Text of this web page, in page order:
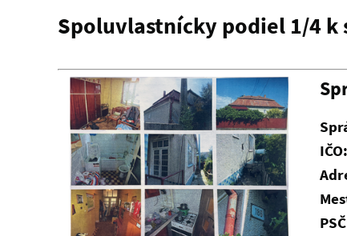
Spoluvlastnícky podiel 1/4 k
IČO: